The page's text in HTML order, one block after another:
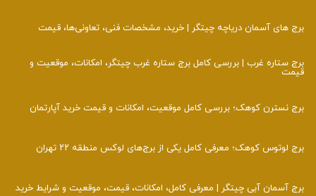
برج‌ های آسمان دریاچه چیتگر | خرید، مشخصات فنی، تعاونی‌ها، قیمت
برج ستاره غرب | بررسی کامل برج ستاره غرب چیتگر، امکانات، موقعیت و
قیمت
برج نسترن کوهک؛ بررسی کامل موقعیت، امکانات و قیمت خرید آپارتمان
برج لوتوس کوهک؛ معرفی کامل یکی از برج‌های لوکس منطقه ۲۲ تهران
برج آسمان آبی چیتگر | معرفی کامل، امکانات، قیمت، موقعیت و شرایط خرید